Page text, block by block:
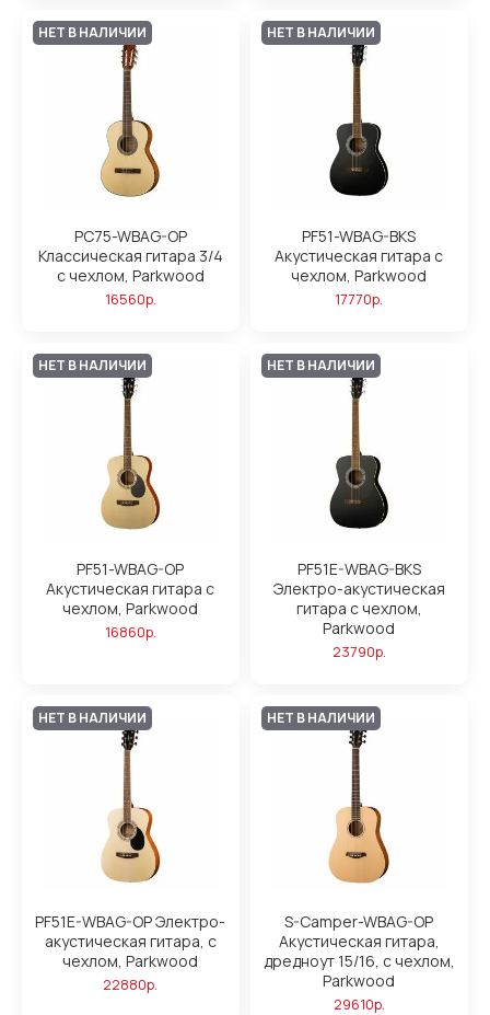
НЕТ В НАЛИЧИИ
PC75-WBAG-OP
Классическая гитара 3/4
с чехлом, Parkwood
16560р.
НЕТ В НАЛИЧИИ
PF51-WBAG-BKS
Акустическая гитара с
чехлом, Parkwood
17770р.
НЕТ В НАЛИЧИИ
PF51-WBAG-OP
Акустическая гитара с
чехлом, Parkwood
16860р.
НЕТ В НАЛИЧИИ
PF51E-WBAG-BKS
Электро-акустическая
гитара с чехлом,
Parkwood
23790р.
НЕТ В НАЛИЧИИ
PF51E-WBAG-OP Электро-
акустическая гитара, с
чехлом, Parkwood
22880р.
НЕТ В НАЛИЧИИ
S-Camper-WBAG-OP
Акустическая гитара,
дредноут 15/16, с чехлом,
Parkwood
29610р.